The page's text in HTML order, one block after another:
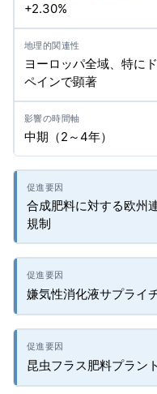
+2.30%
ヨーロッパ全域、特に
ペインで顕著
中期（2～4年）
合成肥料に対する欧州
規制
嫌気性消化液サプライ
昆虫フラス肥料プラン